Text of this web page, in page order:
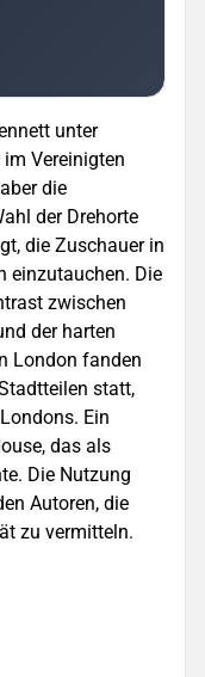
unter
Vereinigten
die
der Drehorte
die Zuschauer in
einzutauchen. Die
zwischen
der harten
London fanden
statt,
Ein
das als
Die Nutzung
Autoren, die
zu vermitteln.